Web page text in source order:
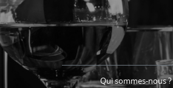
Qui sommes-nous ?